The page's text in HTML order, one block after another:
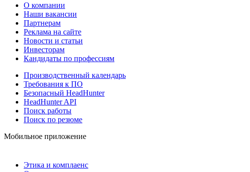
О компании
Наши вакансии
Партнерам
Реклама на сайте
Новости и статьи
Инвесторам
Кандидаты по профессиям
Производственный календарь
Требования к ПО
Безопасный HeadHunter
HeadHunter API
Поиск работы
Поиск по резюме
Мобильное приложение
Этика и комплаенс